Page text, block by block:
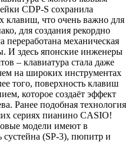
CDP-S сохранила
клавиш, что очень важно для
для создания рекордно
переработана механическая
И здесь японские инженеры
– клавиатура стала даже
на широких инструментах
того, поверхность клавиш
которое создаёт эффект
Ранее подобная технология
сериях пианино CASIO!
модели имеют в
сустейна (SP-3), пюпитр и